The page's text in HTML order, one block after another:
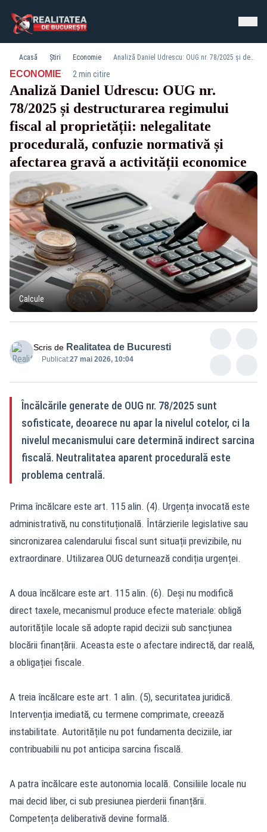
Acasă Știri Economie Analiză Daniel Udrescu: OUG nr. 78/2025 și destructurarea regimului fiscal al proprietății: nelegalitate procedurală, confuzie normativă și afectarea gravă a activității economice
ECONOMIE· 2 min citire
Analiză Daniel Udrescu: OUG nr.
78/2025 și destructurarea regimului
fiscal al proprietății: nelegalitate
procedurală, confuzie normativă și
afectarea gravă a activității economice
Calcule
Scris de Realitatea de Bucuresti
Publicat:27 mai 2026, 10:04
Încălcările generate de OUG nr. 78/2025 sunt
sofisticate, deoarece nu apar la nivelul cotelor, ci la
nivelul mecanismului care determină indirect sarcina
fiscală. Neutralitatea aparent procedurală este
problema centrală.
Prima încălcare este art. 115 alin. (4). Urgența invocată este
administrativă, nu constituțională. Întârzierile legislative sau
sincronizarea calendarului fiscal sunt situații previzibile, nu
extraordinare. Utilizarea OUG deturnează condiția urgenței.
A doua încălcare este art. 115 alin. (6). Deși nu modifică
direct taxele, mecanismul produce efecte materiale: obligă
autoritățile locale să adopte rapid decizii sub sancțiunea
blocării finanțării. Aceasta este o afectare indirectă, dar reală,
a obligației fiscale.
A treia încălcare este art. 1 alin. (5), securitatea juridică.
Intervenția imediată, cu termene comprimate, creează
instabilitate. Autoritățile nu pot fundamenta deciziile, iar
contribuabilii nu pot anticipa sarcina fiscală.
A patra încălcare este autonomia locală. Consiliile locale nu
mai decid liber, ci sub presiunea pierderii finanțării.
Competența deliberativă devine formală.